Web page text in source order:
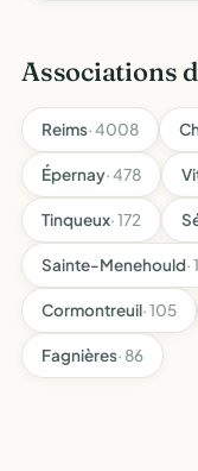
Associations
Reims· 4008
Épernay· 478
Tinqueux· 172
Sainte-Menehould·
Cormontreuil· 105
Fagnières· 86